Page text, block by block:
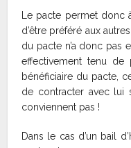
Le pacte permet donc
d’être préféré aux
du pacte n’a donc pas
effectivement tenu
bénéficiaire du pacte,
de contracter avec lui
conviennent pas !
Dans le cas d’un bail